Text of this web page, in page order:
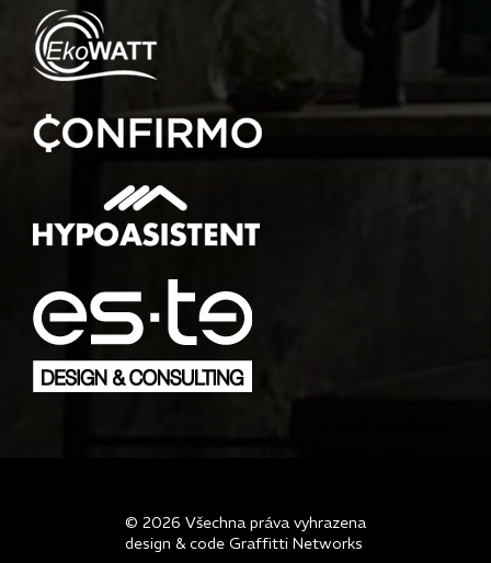
© 2026 Všechna práva vyhrazena
design & code Graffitti Networks